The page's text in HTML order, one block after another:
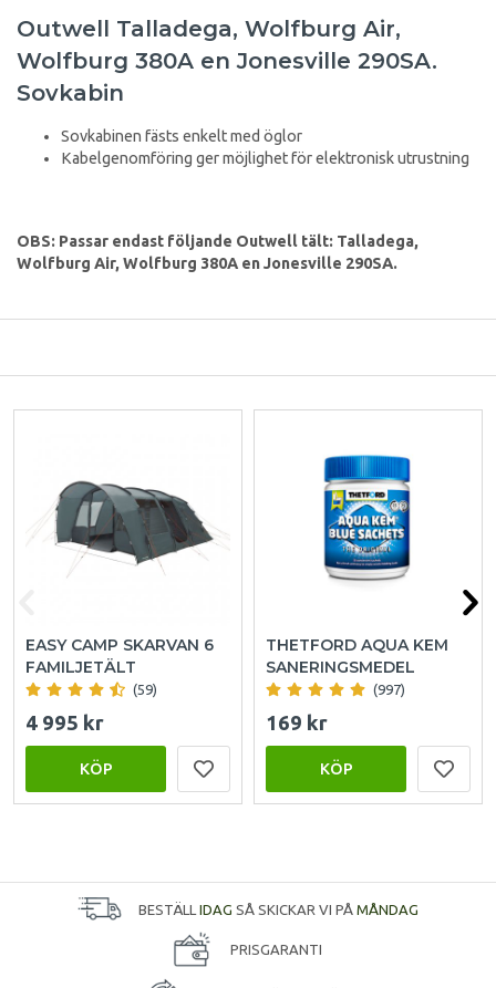
Outwell Talladega, Wolfburg Air,
Wolfburg 380A en Jonesville 290SA.
Sovkabin
Sovkabinen fästs enkelt med öglor
Kabelgenomföring ger möjlighet för elektronisk utrustning
OBS: Passar endast följande Outwell tält: Talladega,
Wolfburg Air, Wolfburg 380A en Jonesville 290SA.
EASY CAMP SKARVAN 6
FAMILJETÄLT
(59)
4 995 kr
KÖP
THETFORD AQUA KEM
SANERINGSMEDEL
(997)
169 kr
KÖP
BESTÄLL IDAG SÅ SKICKAR VI PÅ MÅNDAG
PRISGARANTI